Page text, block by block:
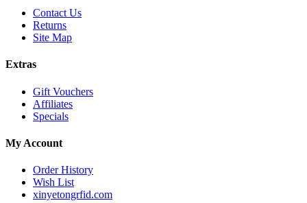
Contact Us
Returns
Site Map
Extras
Gift Vouchers
Affiliates
Specials
My Account
Order History
Wish List
xinyetongrfid.com